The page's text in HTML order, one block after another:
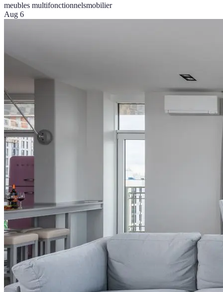
meubles multifonctionnelsmobilier
Aug 6